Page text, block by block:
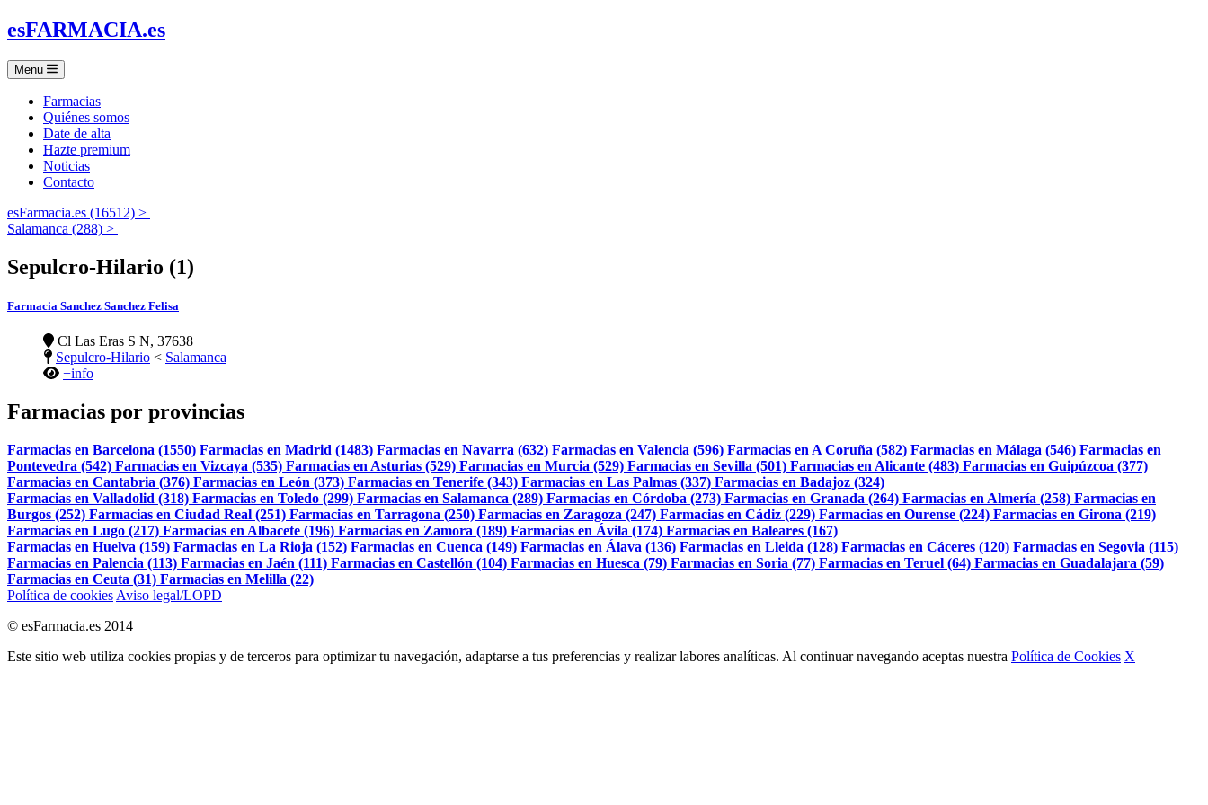
esFARMACIA.es
Menu
Farmacias
Quiénes somos
Date de alta
Hazte premium
Noticias
Contacto
esFarmacia.es (16512) >
Salamanca (288) >
Sepulcro-Hilario (1)
Farmacia Sanchez Sanchez Felisa
Cl Las Eras S N, 37638
Sepulcro-Hilario < Salamanca
+info
Farmacias por provincias
Farmacias en Barcelona (1550) Farmacias en Madrid (1483) Farmacias en Navarra (632) Farmacias en Valencia (596) Farmacias en A Coruña (582) Farmacias en Málaga (546) Farmacias en
Pontevedra (542) Farmacias en Vizcaya (535) Farmacias en Asturias (529) Farmacias en Murcia (529) Farmacias en Sevilla (501) Farmacias en Alicante (483) Farmacias en Guipúzcoa (377)
Farmacias en Cantabria (376) Farmacias en León (373) Farmacias en Tenerife (343) Farmacias en Las Palmas (337) Farmacias en Badajoz (324)
Farmacias en Valladolid (318) Farmacias en Toledo (299) Farmacias en Salamanca (289) Farmacias en Córdoba (273) Farmacias en Granada (264) Farmacias en Almería (258) Farmacias en
Burgos (252) Farmacias en Ciudad Real (251) Farmacias en Tarragona (250) Farmacias en Zaragoza (247) Farmacias en Cádiz (229) Farmacias en Ourense (224) Farmacias en Girona (219)
Farmacias en Lugo (217) Farmacias en Albacete (196) Farmacias en Zamora (189) Farmacias en Ávila (174) Farmacias en Baleares (167)
Farmacias en Huelva (159) Farmacias en La Rioja (152) Farmacias en Cuenca (149) Farmacias en Álava (136) Farmacias en Lleida (128) Farmacias en Cáceres (120) Farmacias en Segovia (115)
Farmacias en Palencia (113) Farmacias en Jaén (111) Farmacias en Castellón (104) Farmacias en Huesca (79) Farmacias en Soria (77) Farmacias en Teruel (64) Farmacias en Guadalajara (59)
Farmacias en Ceuta (31) Farmacias en Melilla (22)
Política de cookies Aviso legal/LOPD
© esFarmacia.es 2014
Este sitio web utiliza cookies propias y de terceros para optimizar tu navegación, adaptarse a tus preferencias y realizar labores analíticas. Al continuar navegando aceptas nuestra Política de Cookies X